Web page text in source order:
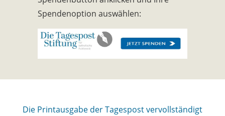
Spendenoption auswählen:
Die Printausgabe der Tagespost vervollständigt